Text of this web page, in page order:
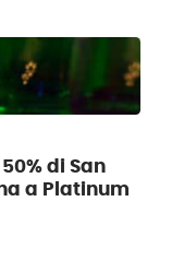
di San
a Platinum